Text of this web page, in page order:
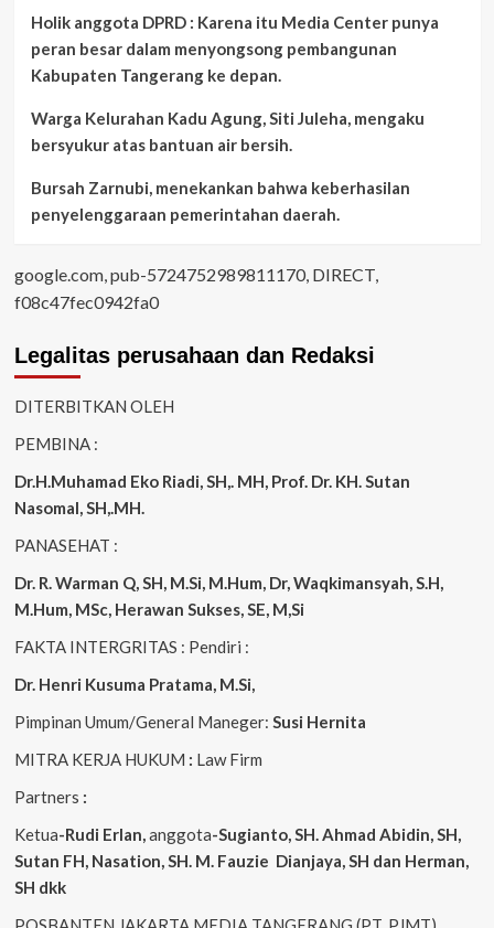
Holik anggota DPRD : Karena itu Media Center punya
peran besar dalam menyongsong pembangunan
Kabupaten Tangerang ke depan.
Warga Kelurahan Kadu Agung, Siti Juleha, mengaku
bersyukur atas bantuan air bersih.
Bursah Zarnubi, menekankan bahwa keberhasilan
penyelenggaraan pemerintahan daerah.
google.com, pub-5724752989811170, DIRECT,
f08c47fec0942fa0
Legalitas perusahaan dan Redaksi
DITERBITKAN OLEH
PEMBINA :
Dr.H.Muhamad Eko Riadi, SH,. MH, Prof. Dr. KH. Sutan
Nasomal, SH,.MH.
PANASEHAT :
Dr. R. Warman Q, SH, M.Si, M.Hum, Dr, Waqkimansyah, S.H,
M.Hum, MSc, Herawan Sukses, SE, M,Si
FAKTA INTERGRITAS : Pendiri :
Dr. Henri Kusuma Pratama, M.Si,
Pimpinan Umum/General Maneger: Susi Hernita
MITRA KERJA HUKUM : Law Firm
Partners :
Ketua-Rudi Erlan,anggota-Sugianto, SH. Ahmad Abidin, SH,
Sutan FH, Nasation, SH. M. Fauzie Dianjaya, SH dan Herman,
SH dkk